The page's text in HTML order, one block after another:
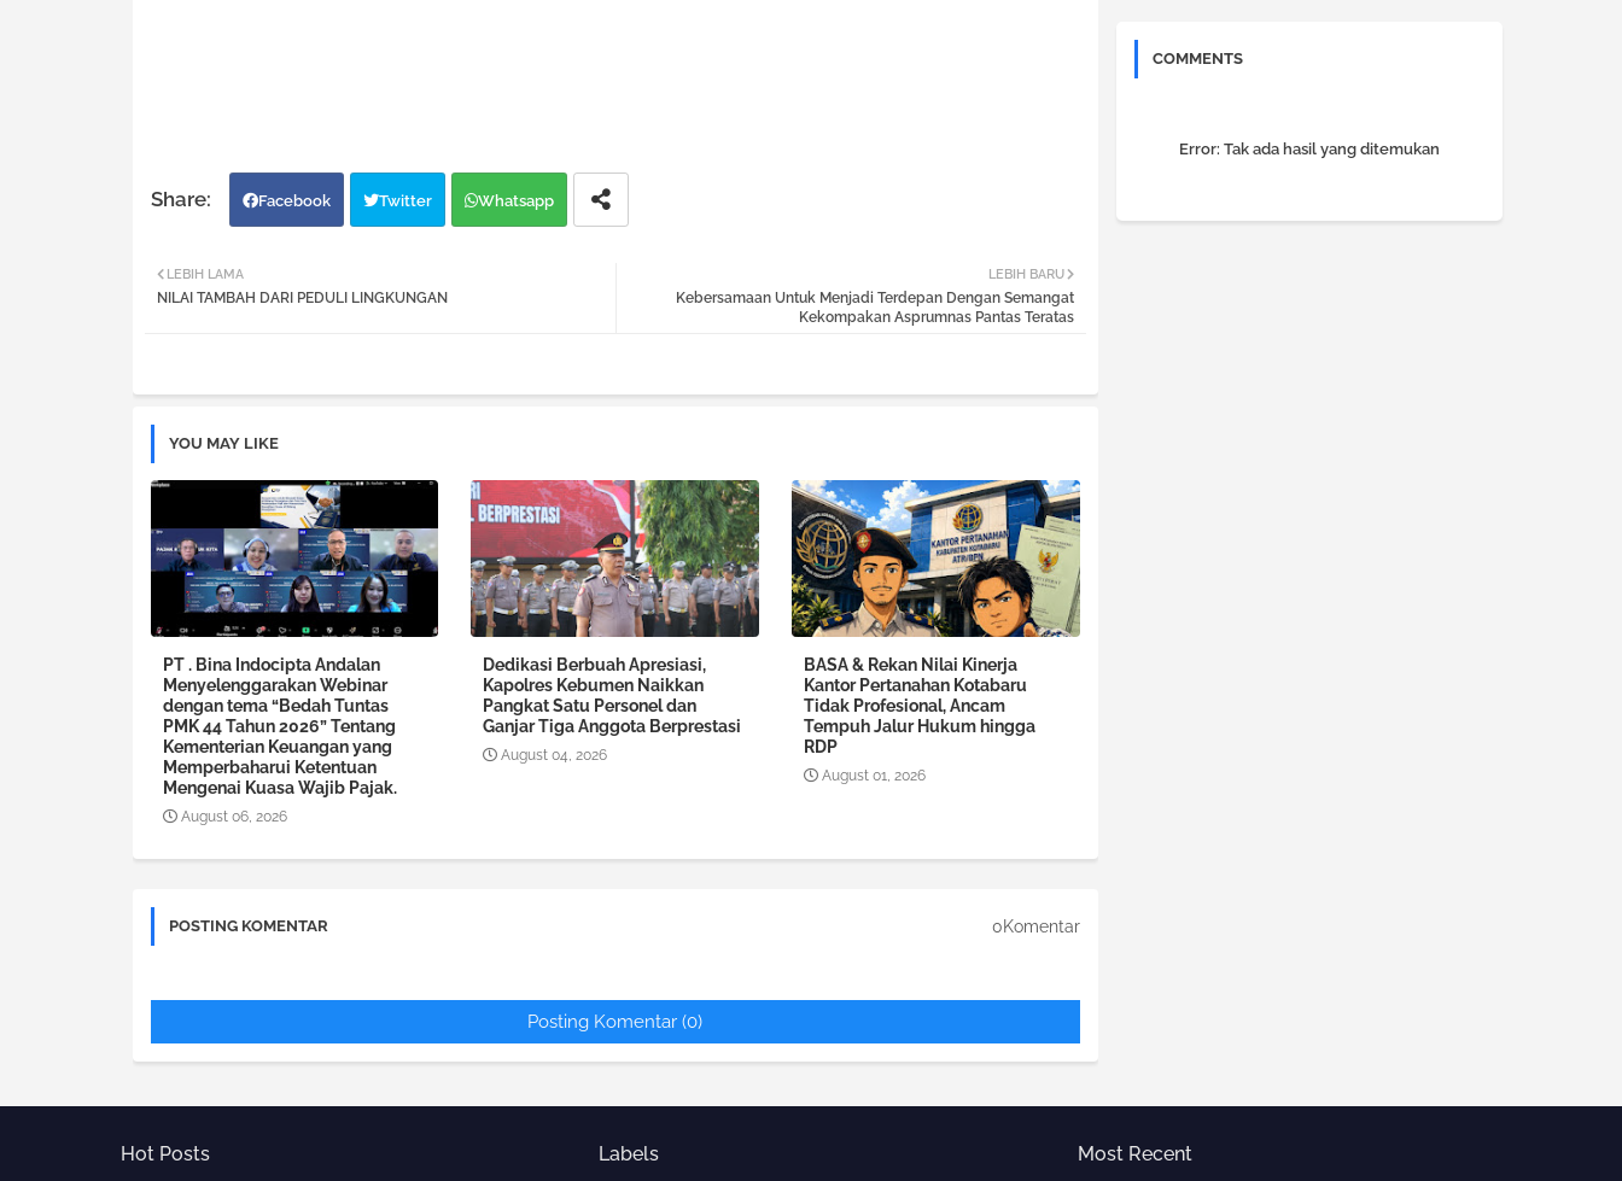
Facebook Twitter Whatsapp
LEBIH BARU
Kebersamaan Untuk Menjadi Terdepan Dengan Semangat
Kekompakan Asprumnas Pantas Teratas
LEBIH LAMA
NILAI TAMBAH DARI PEDULI LINGKUNGAN
YOU MAY LIKE
PT . Bina Indocipta Andalan
Menyelenggarakan Webinar
dengan tema “Bedah Tuntas
PMK 44 Tahun 2026” Tentang
Kementerian Keuangan yang
Memperbaharui Ketentuan
Mengenai Kuasa Wajib Pajak.
August 06, 2026
Dedikasi Berbuah Apresiasi,
Kapolres Kebumen Naikkan
Pangkat Satu Personel dan
Ganjar Tiga Anggota Berprestasi
August 04, 2026
BASA & Rekan Nilai Kinerja
Kantor Pertanahan Kotabaru
Tidak Profesional, Ancam
Tempuh Jalur Hukum hingga
RDP
August 01, 2026
POSTING KOMENTAR 0Komentar
Posting Komentar (0)
COMMENTS
Error: Tak ada hasil yang ditemukan
Hot Posts Labels Most Recent